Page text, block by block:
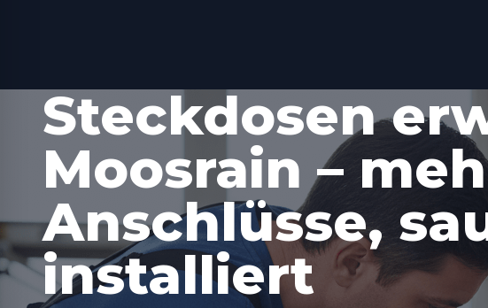
Steckdosen
Moosrain –
Anschlüsse,
installiert